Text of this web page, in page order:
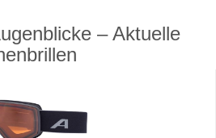
– Aktuelle